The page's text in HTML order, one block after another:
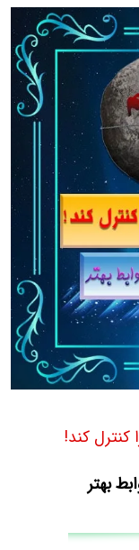
کنترل کند!
بهتر